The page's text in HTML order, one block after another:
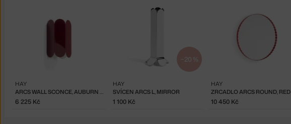
ARCS WALL SCONCE, AUBURN RED
HAY
6 225 Kč
−20 %
SVÍCEN ARCS L, MIRROR
HAY
1 100 Kč
ZRCADLO ARCS ROUND, RED
HAY
10 450 Kč